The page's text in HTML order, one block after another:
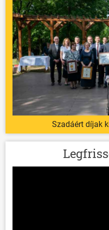
Szadáért díjak